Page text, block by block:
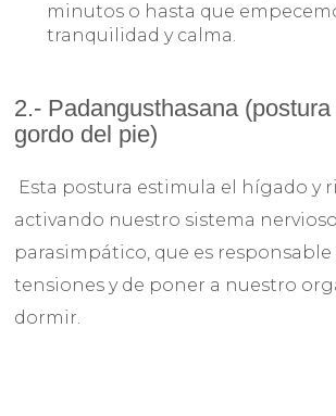
minutos o hasta que
tranquilidad y calma.
2.- Padangusthasana
gordo del pie)
Esta postura estimula el hígado y
activando nuestro sistema nervioso
parasimpático, que es
tensiones y de poner a nuestro
dormir.